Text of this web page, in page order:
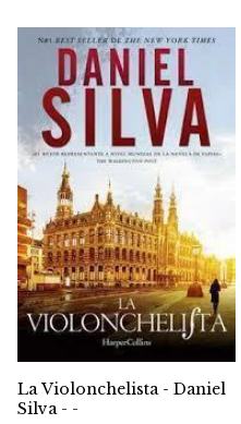
La Violonchelista - Daniel
Silva - -